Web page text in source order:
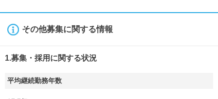
その他募集に関する情報
1.募集・採用に関する状況
平均継続勤務年数